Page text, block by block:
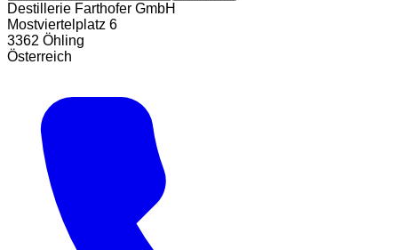
Destillerie Farthofer GmbH
Mostviertelplatz 6
3362 Öhling
Österreich